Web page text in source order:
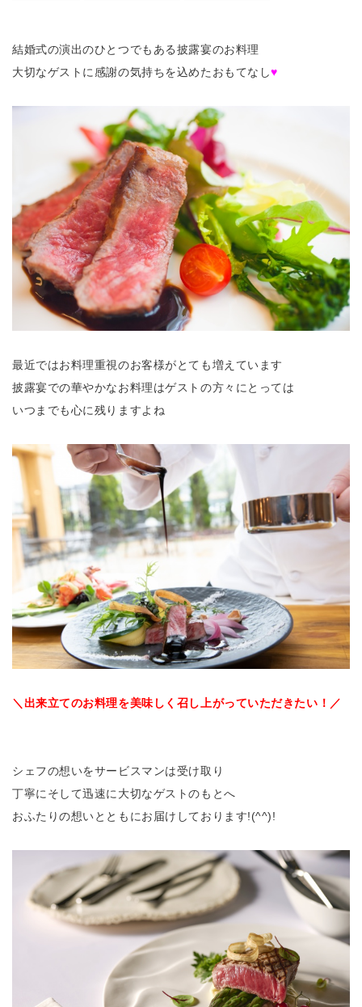
結婚式の演出のひとつでもある披露宴のお料理
大切なゲストに感謝の気持ちを込めたおもてなし♥
最近ではお料理重視のお客様がとても増えています
披露宴での華やかなお料理はゲストの方々にとっては
いつまでも心に残りますよね
＼出来立てのお料理を美味しく召し上がっていただきたい！／
シェフの想いをサービスマンは受け取り
丁寧にそして迅速に大切なゲストのもとへ
おふたりの想いとともにお届けしております!(^^)!